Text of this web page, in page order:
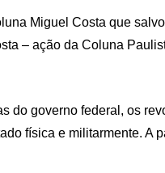
Miguel Costa que
– ação da Coluna
governo federal, os
física e militarmente. A